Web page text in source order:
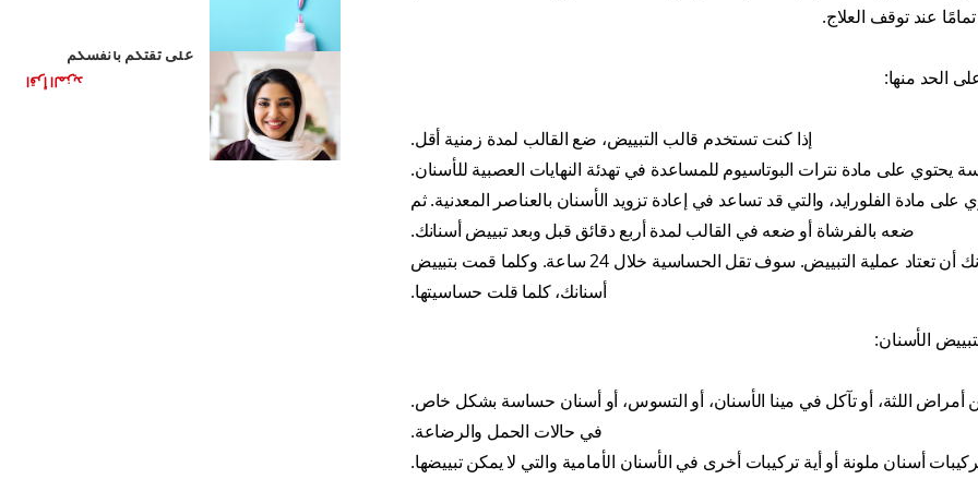
الحد منها:
إذا كنت تستخدم قالب التبييض، ضع القالب لمدة زمنية أقل.
على مادة نترات البوتاسيوم للمساعدة في تهدئة النهايات العصبية للأسنان.
مادة الفلورايد، والتي قد تساعد في إعادة تزويد الأسنان بالعناصر المعدنية. ثم
ضعه بالفرشاة أو ضعه في القالب لمدة أربع دقائق قبل وبعد تبييض أسنانك.
توقف عن تبييض أسنانك لعدة أيام حتى تسمح لأسنانك أن تعتاد عملية التبييض. سوف تقل الحساسية خلال 24 ساعة. وكلما قمت بتبييض
أسنانك، كلما قلت حساسيتها.
الأسنان:
أمراض اللثة، أو تآكل في مينا الأسنان، أو التسوس، أو أسنان حساسة بشكل خاص.
في حالات الحمل والرضاعة.
أسنان ملونة أو أية تركيبات أخرى في الأسنان الأمامية والتي لا يمكن تبييضها.
على ثقتكم بأنفسكم
اقرأ المزيد